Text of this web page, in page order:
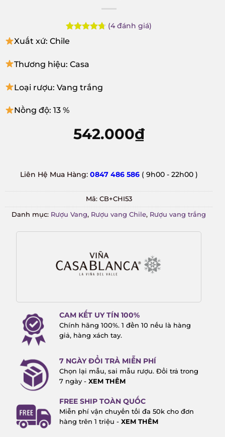
Rated
out of 5
4
customer
ratings
(4đánh giá)
Xuất xứ: Chile
Thương hiệu: Casa
Loại rượu: Vang trắng
Nồng độ: 13 %
542.000₫
Liên Hệ Mua Hàng: 0847 486 586 ( 9h00 - 22h00 )
Mã: CB+CHI53
Danh mục: Rượu Vang, Rượu vang Chile, Rượu vang trắng
CAM KẾT UY TÍN 100%
Chính hãng 100%. 1 đền 10 nếu là hàng
giả, hàng xách tay.
7 NGÀY ĐỔI TRẢ MIỄN PHÍ
Chọn lại mẫu, sai mẫu rượu. Đổi trả trong
7 ngày - XEM THÊM
FREE SHIP TOÀN QUỐC
Miễn phí vận chuyển tối đa 50k cho đơn
hàng trên 1 triệu - XEM THÊM